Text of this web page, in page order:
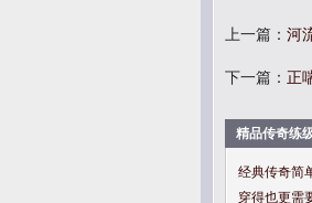
上一篇： 河
下一篇： 正
精品传奇练
经典传奇简
穿得也更需